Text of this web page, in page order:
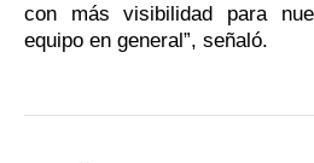
con más visibilidad para
equipo en general”, señaló.